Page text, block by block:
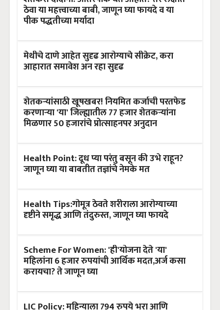
ठेवा या महत्त्वाच्या बाबी, जाणून घ्या फायदे व या
पीक पद्धतीच्या मर्यादा
मेथीचे दाणे आहेत सुदृढ आरोग्याचे सीक्रेट, करा
आहारात समावेश अन रहा सुदृढ
शेतकऱ्यांसाठी खूषखबर! नियमित कर्जाची परतफेड
करणाऱ्या 'या' जिल्ह्यातील 77 हजार शेतकऱ्यांना
मिळणार 50 हजारांचे प्रोत्साहनपर अनुदान
Health Point: दूध प्या परंतु बसून की उभे राहून?
जाणून घ्या या बाबतीत तज्ञांचे नेमके मत
Health Tips:गोमूत्र ठेवते शरीराला आरोग्याच्या
दृष्टीने समृद्ध आणि तंदुरुस्त, जाणून घ्या फायदे
Scheme For Women: 'ही'योजना देते 'या'
महिलांना 6 हजार रुपयांची आर्थिक मदत,अर्ज कसा
करायचा? ते जाणून घ्या
LIC Policy: महिन्याला 794 रुपये भरा आणि